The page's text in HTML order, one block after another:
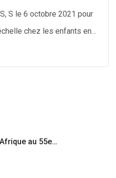
S le 6 octobre 2021 pour
chez les enfants en…
au 55e…